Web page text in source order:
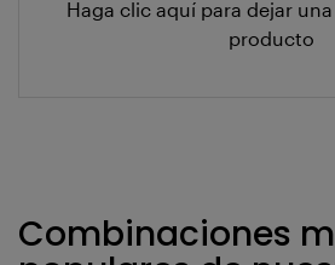
Haga clic aquí para dejar
producto
Combinaciones